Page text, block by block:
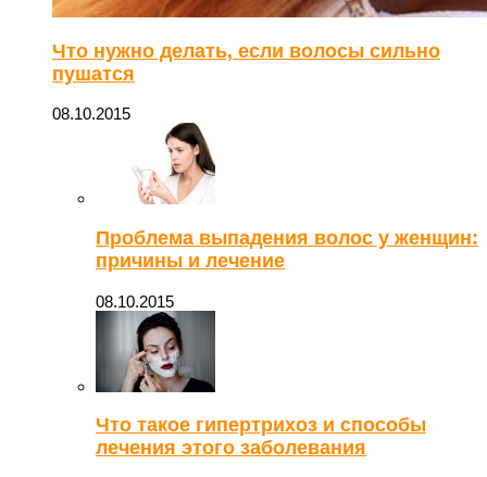
Что нужно делать, если волосы сильно
пушатся
08.10.2015
Проблема выпадения волос у женщин:
причины и лечение
08.10.2015
Что такое гипертрихоз и способы
лечения этого заболевания